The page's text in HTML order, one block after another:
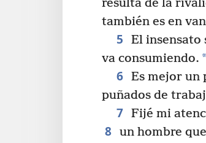
resulta de la
también es en
5
El insensato
va consumiendo. *
6 Es mejor un
puñados de
7 Fijé mi
8 un hombre